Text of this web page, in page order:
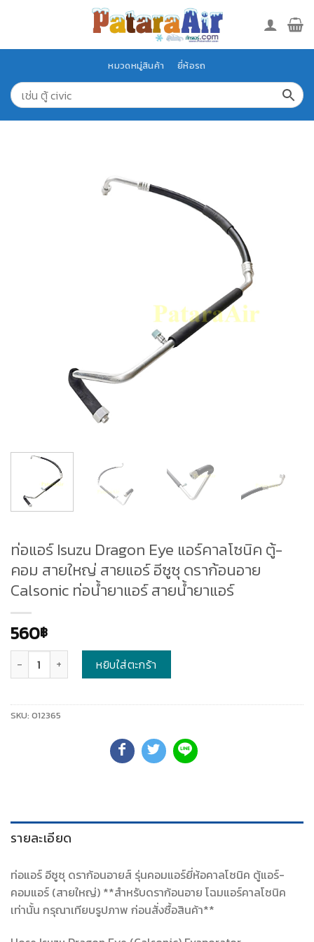
หมวดหมู่สินค้า ยี่ห้อรถ
ท่อแอร์ Isuzu Dragon Eye แอร์คาลโซนิค ตู้-
คอม สายใหญ่ สายแอร์ อีซูซุ ดราก้อนอาย
Calsonic ท่อน้ำยาแอร์ สายน้ำยาแอร์
560฿
หยิบใส่ตะกร้า
SKU: 012365
รายละเอียด
ท่อแอร์ อีซูซุ ดราก้อนอายส์ รุ่นคอมแอร์ยี่ห้อคาลโซนิค ตู้แอร์-
คอมแอร์ (สายใหญ่) **สำหรับดราก้อนอาย โฉมแอร์คาลโซนิค
เท่านั้น กรุณาเทียบรูปภาพ ก่อนสั่งซื้อสินค้า**